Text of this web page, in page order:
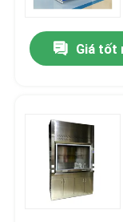
Ghế treo
Ghế cân bằng
Bàn làm việc
Giá tốt